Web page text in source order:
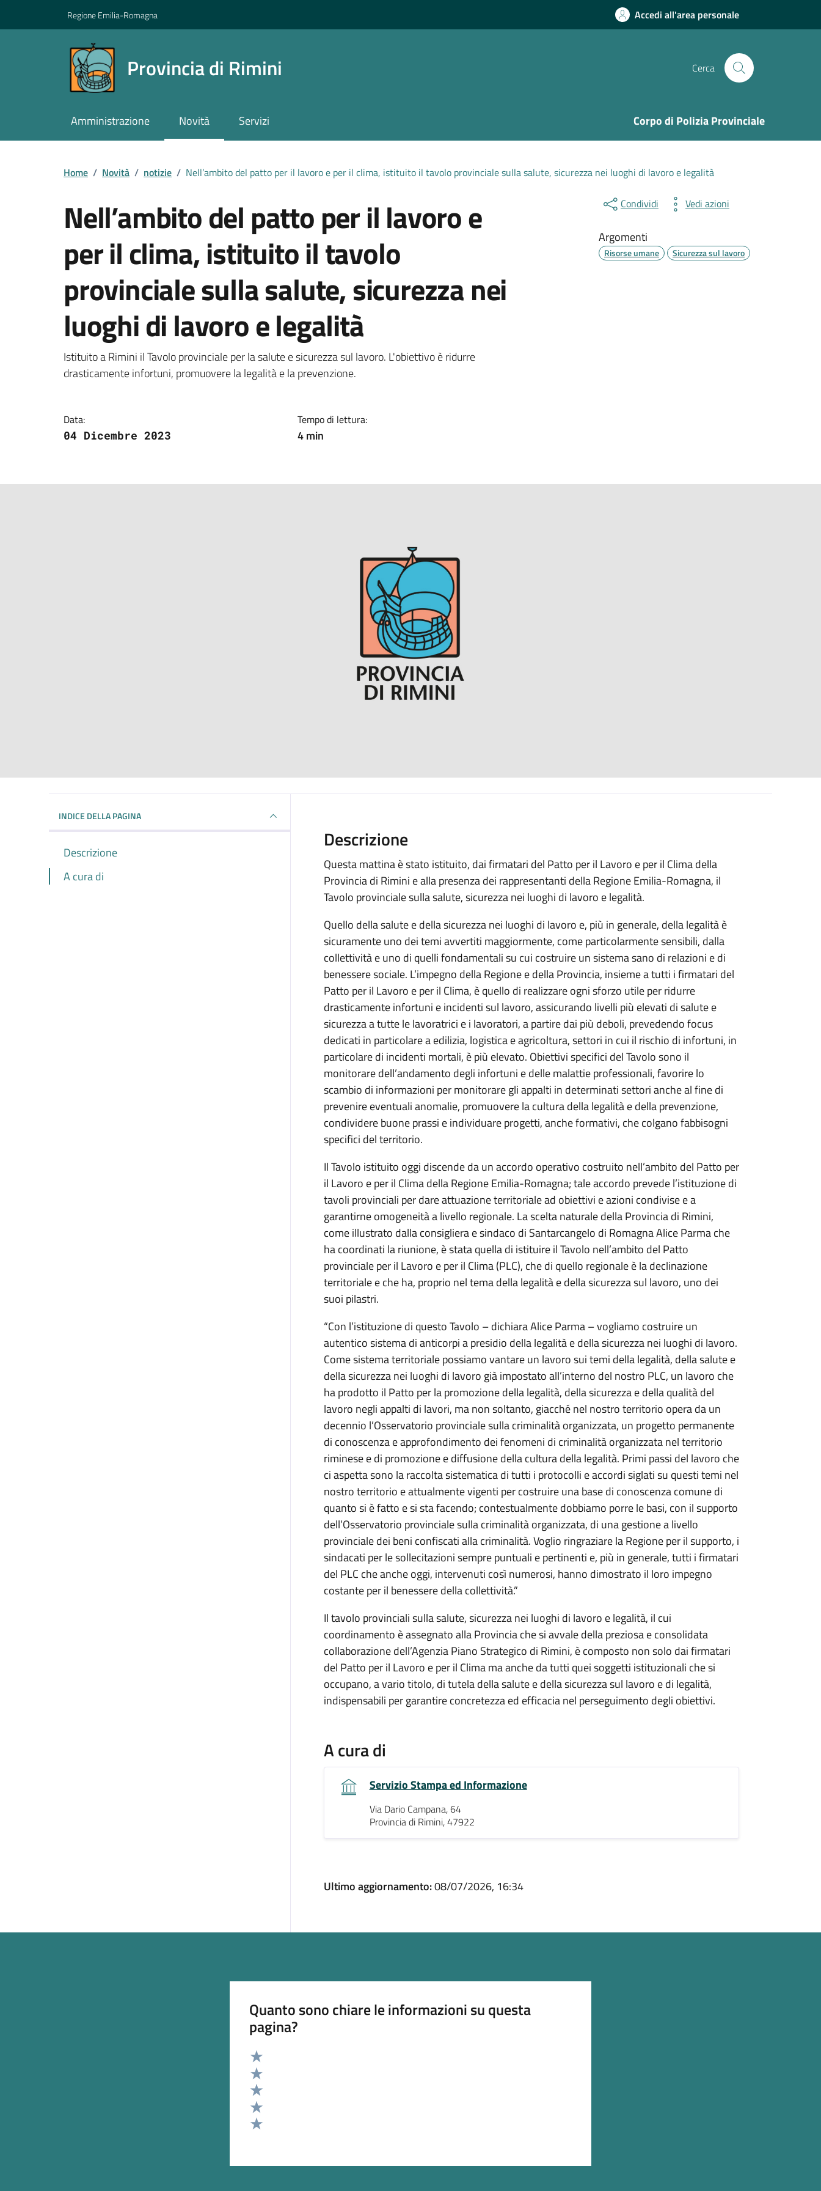
Regione Emilia-Romagna Accedi all'area personale
Provincia di Rimini Cerca
Amministrazione Novità Servizi Corpo di Polizia Provinciale
Home / Novità / notizie / Nell’ambito del patto per il lavoro e per il clima, istituito il tavolo provinciale sulla salute, sicurezza nei luoghi di lavoro e legalità
Nell’ambito del patto per il lavoro e
per il clima, istituito il tavolo
provinciale sulla salute, sicurezza nei
luoghi di lavoro e legalità
Dettagli della notizia
Istituito a Rimini il Tavolo provinciale per la salute e sicurezza sul lavoro. L'obiettivo è ridurre
drasticamente infortuni, promuovere la legalità e la prevenzione.
Data:
04 Dicembre 2023
Tempo di lettura:
4 min
Condividi Vedi azioni
Argomenti
Risorse umane Sicurezza sul lavoro
INDICE DELLA PAGINA
Descrizione
A cura di
Descrizione
Questa mattina è stato istituito, dai firmatari del Patto per il Lavoro e per il Clima della
Provincia di Rimini e alla presenza dei rappresentanti della Regione Emilia-Romagna, il
Tavolo provinciale sulla salute, sicurezza nei luoghi di lavoro e legalità.
Quello della salute e della sicurezza nei luoghi di lavoro e, più in generale, della legalità è
sicuramente uno dei temi avvertiti maggiormente, come particolarmente sensibili, dalla
collettività e uno di quelli fondamentali su cui costruire un sistema sano di relazioni e di
benessere sociale. L’impegno della Regione e della Provincia, insieme a tutti i firmatari del
Patto per il Lavoro e per il Clima, è quello di realizzare ogni sforzo utile per ridurre
drasticamente infortuni e incidenti sul lavoro, assicurando livelli più elevati di salute e
sicurezza a tutte le lavoratrici e i lavoratori, a partire dai più deboli, prevedendo focus
dedicati in particolare a edilizia, logistica e agricoltura, settori in cui il rischio di infortuni, in
particolare di incidenti mortali, è più elevato. Obiettivi specifici del Tavolo sono il
monitorare dell’andamento degli infortuni e delle malattie professionali, favorire lo
scambio di informazioni per monitorare gli appalti in determinati settori anche al fine di
prevenire eventuali anomalie, promuovere la cultura della legalità e della prevenzione,
condividere buone prassi e individuare progetti, anche formativi, che colgano fabbisogni
specifici del territorio.
Il Tavolo istituito oggi discende da un accordo operativo costruito nell’ambito del Patto per
il Lavoro e per il Clima della Regione Emilia-Romagna; tale accordo prevede l’istituzione di
tavoli provinciali per dare attuazione territoriale ad obiettivi e azioni condivise e a
garantirne omogeneità a livello regionale. La scelta naturale della Provincia di Rimini,
come illustrato dalla consigliera e sindaco di Santarcangelo di Romagna Alice Parma che
ha coordinati la riunione, è stata quella di istituire il Tavolo nell’ambito del Patto
provinciale per il Lavoro e per il Clima (PLC), che di quello regionale è la declinazione
territoriale e che ha, proprio nel tema della legalità e della sicurezza sul lavoro, uno dei
suoi pilastri.
“Con l’istituzione di questo Tavolo – dichiara Alice Parma – vogliamo costruire un
autentico sistema di anticorpi a presidio della legalità e della sicurezza nei luoghi di lavoro.
Come sistema territoriale possiamo vantare un lavoro sui temi della legalità, della salute e
della sicurezza nei luoghi di lavoro già impostato all’interno del nostro PLC, un lavoro che
ha prodotto il Patto per la promozione della legalità, della sicurezza e della qualità del
lavoro negli appalti di lavori, ma non soltanto, giacché nel nostro territorio opera da un
decennio l’Osservatorio provinciale sulla criminalità organizzata, un progetto permanente
di conoscenza e approfondimento dei fenomeni di criminalità organizzata nel territorio
riminese e di promozione e diffusione della cultura della legalità. Primi passi del lavoro che
ci aspetta sono la raccolta sistematica di tutti i protocolli e accordi siglati su questi temi nel
nostro territorio e attualmente vigenti per costruire una base di conoscenza comune di
quanto si è fatto e si sta facendo; contestualmente dobbiamo porre le basi, con il supporto
dell’Osservatorio provinciale sulla criminalità organizzata, di una gestione a livello
provinciale dei beni confiscati alla criminalità. Voglio ringraziare la Regione per il supporto, i
sindacati per le sollecitazioni sempre puntuali e pertinenti e, più in generale, tutti i firmatari
del PLC che anche oggi, intervenuti così numerosi, hanno dimostrato il loro impegno
costante per il benessere della collettività.”
Il tavolo provinciali sulla salute, sicurezza nei luoghi di lavoro e legalità, il cui
coordinamento è assegnato alla Provincia che si avvale della preziosa e consolidata
collaborazione dell’Agenzia Piano Strategico di Rimini, è composto non solo dai firmatari
del Patto per il Lavoro e per il Clima ma anche da tutti quei soggetti istituzionali che si
occupano, a vario titolo, di tutela della salute e della sicurezza sul lavoro e di legalità,
indispensabili per garantire concretezza ed efficacia nel perseguimento degli obiettivi.
A cura di
Servizio Stampa ed Informazione
Via Dario Campana, 64
Provincia di Rimini, 47922
Ultimo aggiornamento:08/07/2026, 16:34
Quanto sono chiare le informazioni su questa
pagina?
Valuta 5 stelle su 5
Valuta 4 stelle su 5
Valuta 3 stelle su 5
Valuta 2 stelle su 5